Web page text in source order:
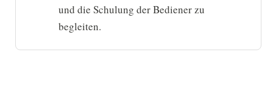
und die Schulung der Bediener zu
begleiten.